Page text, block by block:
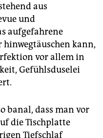
aus
und
aufgefahrene
kann,
vor allem in
Gefühlsduselei
banal, dass man vor
die Tischplatte
Tiefschlaf